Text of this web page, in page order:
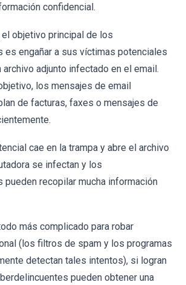
confidencial.
el objetivo principal de los
es engañar a sus víctimas potenciales
archivo adjunto infectado en el email.
los mensajes de email
de facturas, faxes o mensajes de
cae en la trampa y abre el archivo
se infectan y los
pueden recopilar mucha información
más complicado para robar
(los filtros de spam y los programas
detectan tales intentos), si logran
pueden obtener una